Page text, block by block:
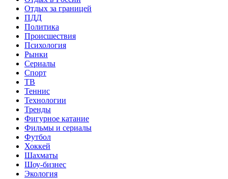
Отдых за границей
ПДД
Политика
Происшествия
Психология
Рынки
Сериалы
Спорт
ТВ
Теннис
Технологии
Тренды
Фигурное катание
Фильмы и сериалы
Футбол
Хоккей
Шахматы
Шоу-бизнес
Экология